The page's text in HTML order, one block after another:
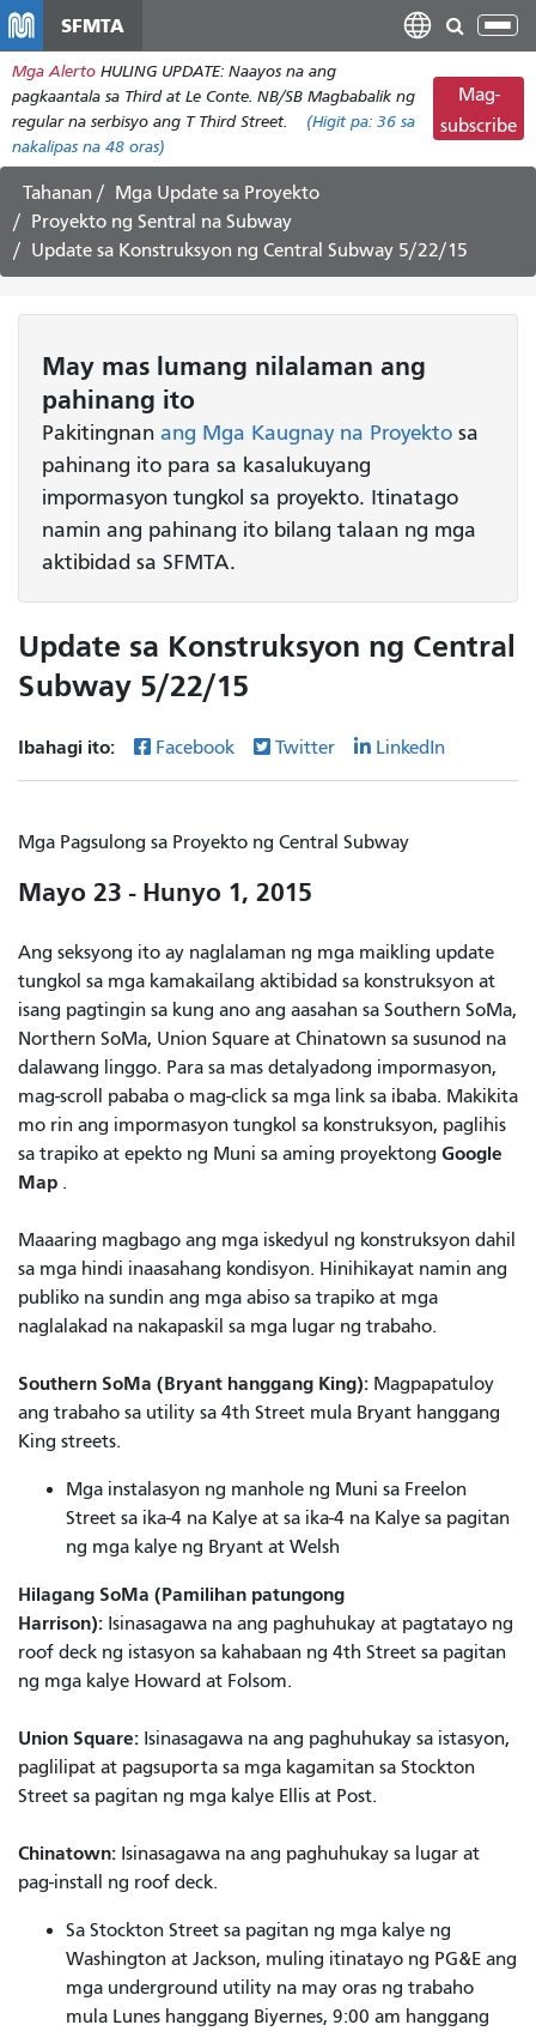
pangunahing
nilalaman
SFMTA
I-
ang
Mga Alerto HULING UPDATE: Naayos na ang
pagkaantala sa Third at Le Conte. NB/SB Magbabalik ng
regular na serbisyo ang T Third Street.
(Higit pa: 36 sa
nakalipas na 48 oras)
Mag-
subscribe
Tahanan
Mga Update sa Proyekto
Proyekto ng Sentral na Subway
Update sa Konstruksyon ng Central Subway 5/22/15
May mas lumang nilalaman ang
pahinang ito
Pakitingnan ang Mga Kaugnay na Proyekto sa
pahinang ito para sa kasalukuyang
impormasyon tungkol sa proyekto. Itinatago
namin ang pahinang ito bilang talaan ng mga
aktibidad sa SFMTA.
Update sa Konstruksyon ng Central
Subway 5/22/15
Ibahagi ito: Facebook Twitter LinkedIn
Mga Pagsulong sa Proyekto ng Central Subway
Mayo 23 - Hunyo 1, 2015
Ang seksyong ito ay naglalaman ng mga maikling update
tungkol sa mga kamakailang aktibidad sa konstruksyon at
isang pagtingin sa kung ano ang aasahan sa Southern SoMa,
Northern SoMa, Union Square at Chinatown sa susunod na
dalawang linggo. Para sa mas detalyadong impormasyon,
mag-scroll pababa o mag-click sa mga link sa ibaba. Makikita
mo rin ang impormasyon tungkol sa konstruksyon, paglihis
sa trapiko at epekto ng Muni sa aming proyektong Google
Map .
Maaaring magbago ang mga iskedyul ng konstruksyon dahil
sa mga hindi inaasahang kondisyon. Hinihikayat namin ang
publiko na sundin ang mga abiso sa trapiko at mga
naglalakad na nakapaskil sa mga lugar ng trabaho.
Southern SoMa (Bryant hanggang King): Magpapatuloy
ang trabaho sa utility sa 4th Street mula Bryant hanggang
King streets.
Mga instalasyon ng manhole ng Muni sa Freelon
Street sa ika-4 na Kalye at sa ika-4 na Kalye sa pagitan
ng mga kalye ng Bryant at Welsh
Hilagang SoMa (Pamilihan patungong
Harrison): Isinasagawa na ang paghuhukay at pagtatayo ng
roof deck ng istasyon sa kahabaan ng 4th Street sa pagitan
ng mga kalye Howard at Folsom.
Union Square: Isinasagawa na ang paghuhukay sa istasyon,
paglilipat at pagsuporta sa mga kagamitan sa Stockton
Street sa pagitan ng mga kalye Ellis at Post.
Chinatown: Isinasagawa na ang paghuhukay sa lugar at
pag-install ng roof deck.
Sa Stockton Street sa pagitan ng mga kalye ng
Washington at Jackson, muling itinatayo ng PG&E ang
mga underground utility na may oras ng trabaho
mula Lunes hanggang Biyernes, 9:00 am hanggang